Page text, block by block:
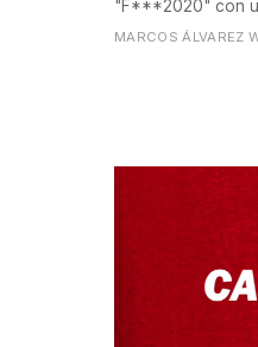
"F***2020" con
MARCOS ÁLVAREZ